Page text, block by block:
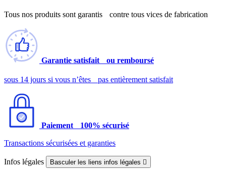
Tous nos produits sont garantis contre tous vices de fabrication
Garantie satisfait ou remboursé
sous 14 jours si vous n’êtes pas entièrement satisfait
Paiement 100% sécurisé
Transactions sécurisées et garanties
Infos légales Basculer les liens infos légales 